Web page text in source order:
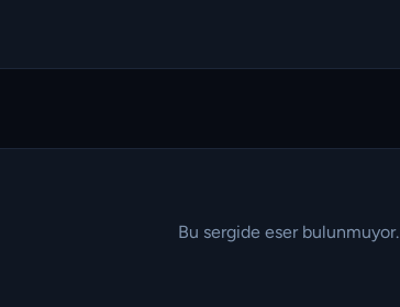
Bu sergide eser bulunmuyor.